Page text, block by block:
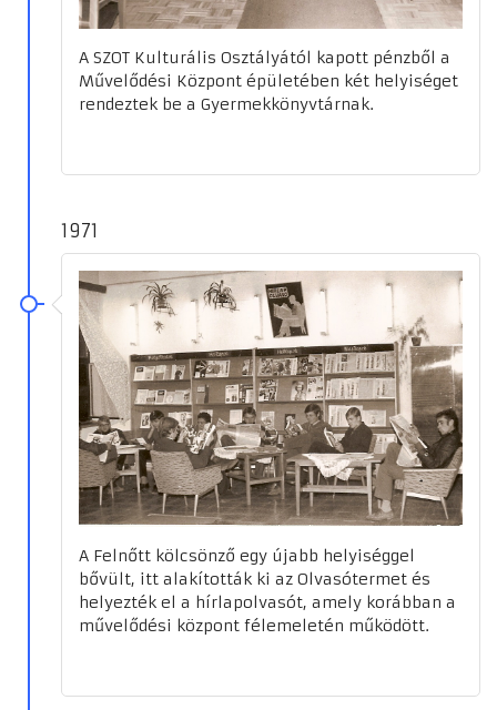
A SZOT Kulturális Osztályától kapott pénzből a
Művelődési Központ épületében két helyiséget
rendeztek be a Gyermekkönyvtárnak.
1971
A Felnőtt kölcsönző egy újabb helyiséggel
bővült, itt alakították ki az Olvasótermet és
helyezték el a hírlapolvasót, amely korábban a
művelődési központ félemeletén működött.